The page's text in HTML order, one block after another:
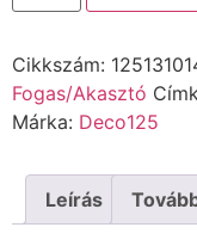
Cikkszám:
Fogas/Akasztó
Márka: Deco125
Leírás